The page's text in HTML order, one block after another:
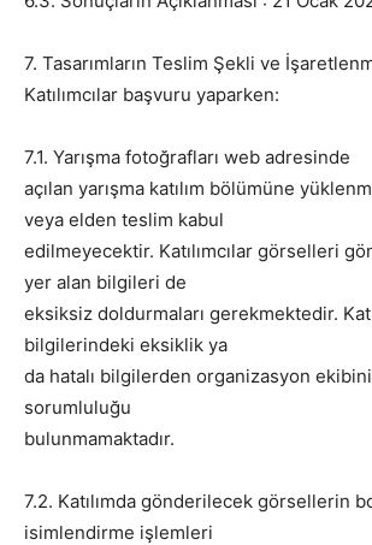
7. Tasarımların Teslim Şekli ve
Katılımcılar başvuru yaparken:
7.1. Yarışma fotoğrafları web adresinde
açılan yarışma katılım bölümüne
veya elden teslim kabul
edilmeyecektir. Katılımcılar görselleri
yer alan bilgileri de
eksiksiz doldurmaları gerekmektedir.
bilgilerindeki eksiklik ya
da hatalı bilgilerden organizasyon
sorumluluğu
bulunmamaktadır.
7.2. Katılımda gönderilecek görsellerin
isimlendirme işlemleri